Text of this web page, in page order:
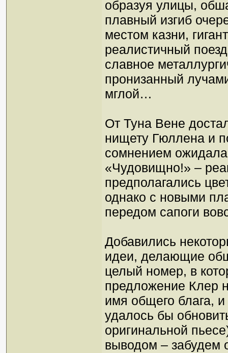
образуя улицы,
плавный изгиб
местом казни,
реалистичный
славное
пронизанный
мглой…
От Туна Вене
нищету Гюллена и
сомнением
«Чудовищно!» –
предполагались
однако с новыми
передом сапоги
Добавились
идеи, делающие
целый номер, в
предложение Клер
имя общего блага,
удалось бы
оригинальной
выводом – забудем